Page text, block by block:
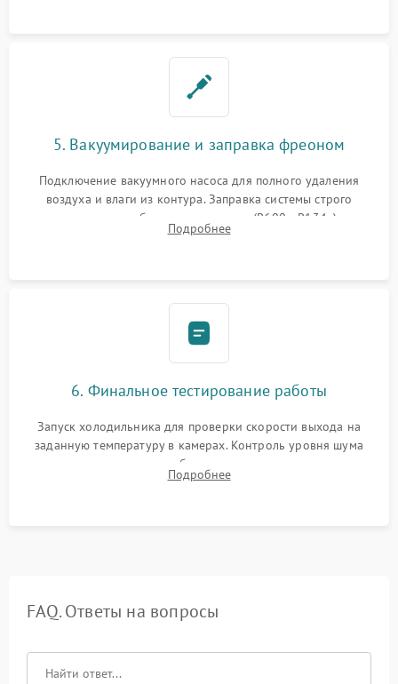
5. Вакуумирование и заправка фреоном
Подключение вакуумного насоса для полного удаления
воздуха и влаги из контура. Заправка системы строго
дозированным объемом хладагента (R600a, R134a) по
электронным весам. Контроль рабочего давления в системе.
Подробнее
6. Финальное тестирование работы
Запуск холодильника для проверки скорости выхода на
заданную температуру в камерах. Контроль уровня шума
компрессора, отсутствия обмерзания стенок и корректного
срабатывания системы автоматической оттайки.
Подробнее
FAQ. Ответы на вопросы